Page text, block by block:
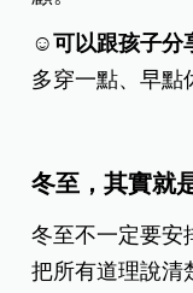
☺️可以跟孩子分
多穿一點、早點
冬至，其實就
冬至不一定要安
把所有道理說清